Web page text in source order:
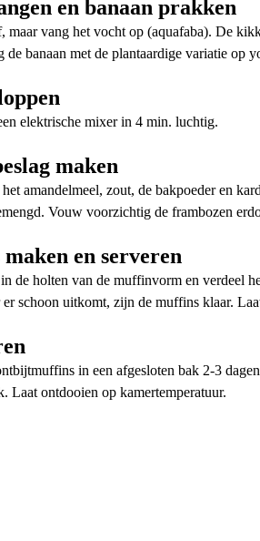
en banaan prakken
maar vang het vocht op (aquafaba). De
banaan met de plantaardige variatie op
elektrische mixer in 4 min. luchtig.
maken
amandelmeel, zout, de bakpoeder en
Vouw voorzichtig de frambozen
en serveren
de holten van de muffinvorm en verdeel
er schoon uitkomt, zijn de muffins klaar.
in een afgesloten bak 2-3
Laat ontdooien op kamertemperatuur.